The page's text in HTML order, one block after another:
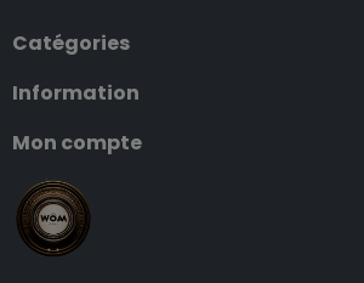
Catégories
Information
Mon compte